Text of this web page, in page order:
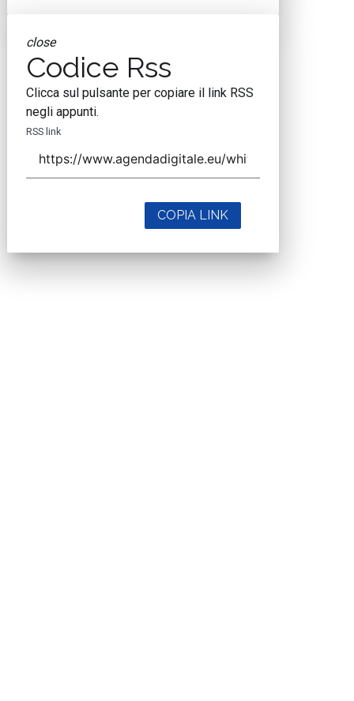
close
Codice Rss
Clicca sul pulsante per copiare il link RSS
negli appunti.
RSS link
COPIA LINK